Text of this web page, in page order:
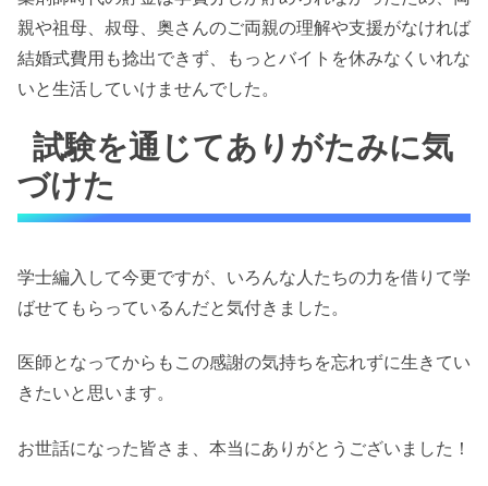
親や祖母、叔母、奥さんのご両親の理解や支援がなければ
結婚式費用も捻出できず、もっとバイトを休みなくいれな
いと生活していけませんでした。
試験を通じてありがたみに気
づけた
学士編入して今更ですが、いろんな人たちの力を借りて学
ばせてもらっているんだと気付きました。
医師となってからもこの感謝の気持ちを忘れずに生きてい
きたいと思います。
お世話になった皆さま、本当にありがとうございました！